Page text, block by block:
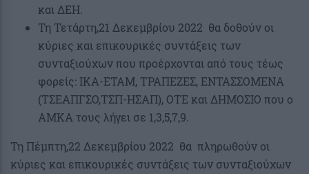
και ΔΕΗ.
Τη Τετάρτη,21 Δεκεμβρίου 2022 θα δοθούν οι
κύριες και επικουρικές συντάξεις των
συνταξιούχων που προέρχονται από τους τέως
φορείς: ΙΚΑ-ΕΤΑΜ, ΤΡΑΠΕΖΕΣ, ΕΝΤΑΣΣΟΜΕΝΑ
(ΤΣΕΑΠΓΣΟ,ΤΣΠ-ΗΣΑΠ), ΟΤΕ και ΔΗΜΟΣΙΟ που ο
ΑΜΚΑ τους λήγει σε 1,3,5,7,9.
Τη Πέμπτη,22 Δεκεμβρίου 2022 θα πληρωθούν οι
κύριες και επικουρικές συντάξεις των συνταξιούχων